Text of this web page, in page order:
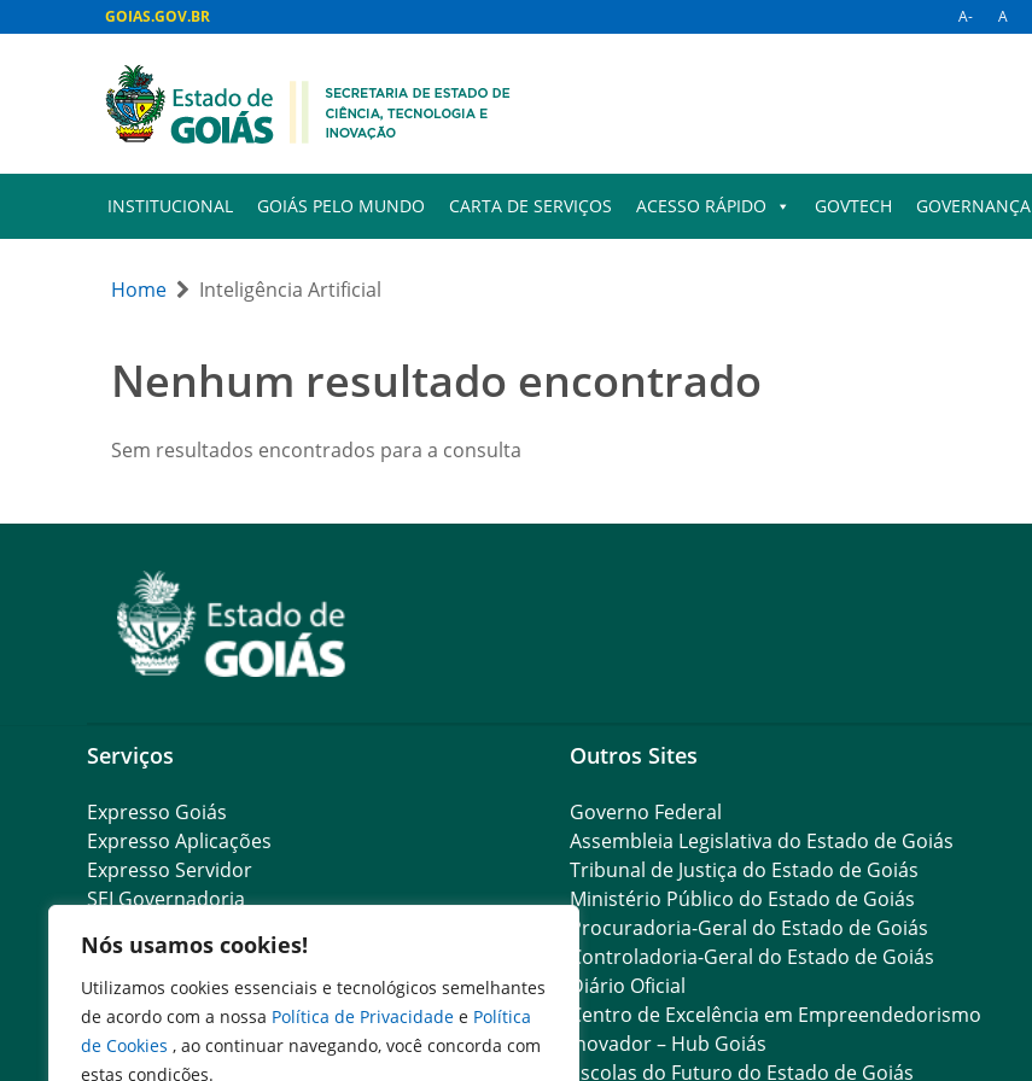
Nós usamos cookies!
Utilizamos cookies essenciais e tecnológicos semelhantes
de acordo com a nossa Política de Privacidade e Política
de Cookies , ao continuar navegando, você concorda com
estas condições.
GOIAS.GOV.BR A- A
INSTITUCIONAL GOIÁS PELO MUNDO CARTA DE SERVIÇOS ACESSO RÁPIDO GOVTECH GOVERNANÇA
Home Inteligência Artificial
Nenhum resultado encontrado
Sem resultados encontrados para a consulta
Serviços
Expresso Goiás
Expresso Aplicações
Expresso Servidor
SEI Governadoria
Escola de Governo
Agenda de Autoridades
Portal do Colaborador
Outros Sites
Governo Federal
Assembleia Legislativa do Estado de Goiás
Tribunal de Justiça do Estado de Goiás
Ministério Público do Estado de Goiás
Procuradoria-Geral do Estado de Goiás
Controladoria-Geral do Estado de Goiás
Diário Oficial
Centro de Excelência em Empreendedorismo
Inovador – Hub Goiás
Escolas do Futuro do Estado de Goiás